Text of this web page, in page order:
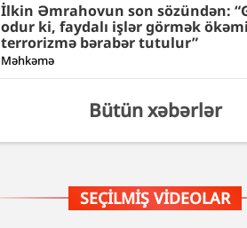
İlkin Əmrahovun son sözündən:
odur ki, faydalı işlər görmək
terrorizmə bərabər tutulur”
Məhkəmə
Bütün xəbərlər
SEÇILMIŞ VIDEOLAR